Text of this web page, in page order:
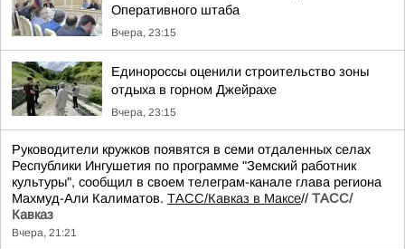
Оперативного штаба
Вчера, 23:15
Единороссы оценили строительство зоны
отдыха в горном Джейрахе
Вчера, 23:15
Руководители кружков появятся в семи отдаленных селах
Республики Ингушетия по программе "Земский работник
культуры", сообщил в своем телеграм-канале глава региона
Махмуд-Али Калиматов. ТАСС/Кавказ в Максе// ТАСС/
Кавказ
Вчера, 21:21